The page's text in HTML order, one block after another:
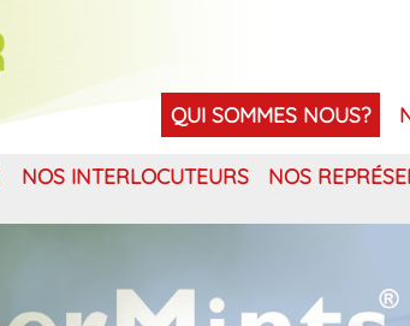
QUI SOMMES NOUS?
NOS INTERLOCUTEURS NOS